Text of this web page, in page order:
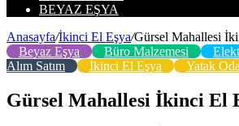
BEYAZ EŞYA
Anasayfa/İkinci El Eşya/Gürsel Mahallesi
Beyaz Eşya
Büro Malzemesi
Alım Satım
İkinci El Eşya Yatak
Gürsel Mahallesi İkinci El